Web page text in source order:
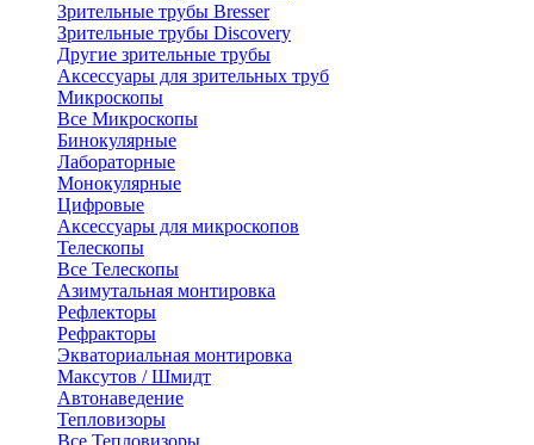
Зрительные трубы Bresser
Зрительные трубы Discovery
Другие зрительные трубы
Аксессуары для зрительных труб
Микроскопы
Все Микроскопы
Бинокулярные
Лабораторные
Монокулярные
Цифровые
Аксессуары для микроскопов
Телескопы
Все Телескопы
Азимутальная монтировка
Рефлекторы
Рефракторы
Экваториальная монтировка
Максутов / Шмидт
Автонаведение
Тепловизоры
Все Тепловизоры